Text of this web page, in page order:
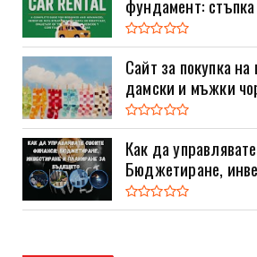
фундамент:
Сайт за покупка
дамски и мъжки
Как да
Бюджетиране,